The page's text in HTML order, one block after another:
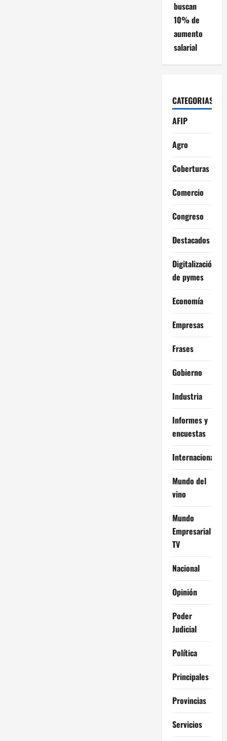
buscan
10% de
aumento
salarial
CATEGORIAS
AFIP
Agro
Coberturas
Comercio
Congreso
Destacados
Digitalización
de pymes
Economía
Empresas
Frases
Gobierno
Industria
Informes y
encuestas
Internacional
Mundo del
vino
Mundo
Empresarial
TV
Nacional
Opinión
Poder
Judicial
Política
Principales
Provincias
Servicios